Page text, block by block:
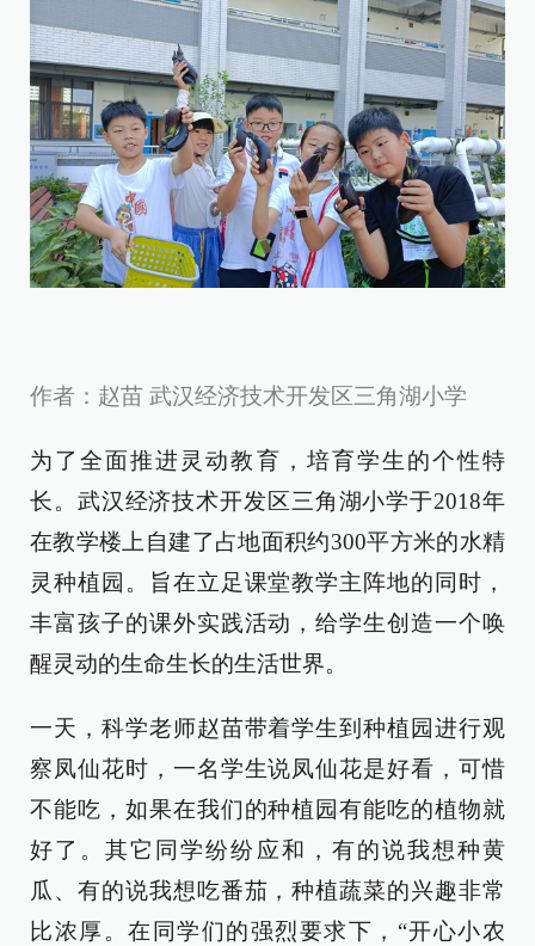
作者：赵苗 武汉经济技术开发区三角湖小学
为了全面推进灵动教育，培育学生的个性特
长。武汉经济技术开发区三角湖小学于2018年
在教学楼上自建了占地面积约300平方米的水精
灵种植园。旨在立足课堂教学主阵地的同时，
丰富孩子的课外实践活动，给学生创造一个唤
醒灵动的生命生长的生活世界。
一天，科学老师赵苗带着学生到种植园进行观
察凤仙花时，一名学生说凤仙花是好看，可惜
不能吃，如果在我们的种植园有能吃的植物就
好了。其它同学纷纷应和，有的说我想种黄
瓜、有的说我想吃番茄，种植蔬菜的兴趣非常
比浓厚。在同学们的强烈要求下，“开心小农